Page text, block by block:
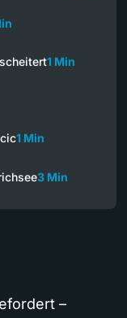
1 Min
1 Min
3 Min
–